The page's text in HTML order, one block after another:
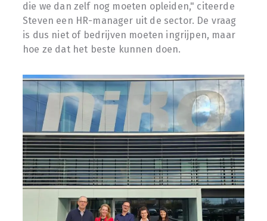
die we dan zelf nog moeten opleiden," citeerde
Steven een HR-manager uit de sector. De vraag
is dus niet of bedrijven moeten ingrijpen, maar
hoe ze dat het beste kunnen doen.